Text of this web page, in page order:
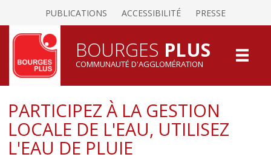
PUBLICATIONS ACCESSIBILITÉ PRESSE
BOURGES PLUS
COMMUNAUTÉ D'AGGLOMÉRATION
PARTICIPEZ À LA GESTION
LOCALE DE L'EAU, UTILISEZ
L'EAU DE PLUIE